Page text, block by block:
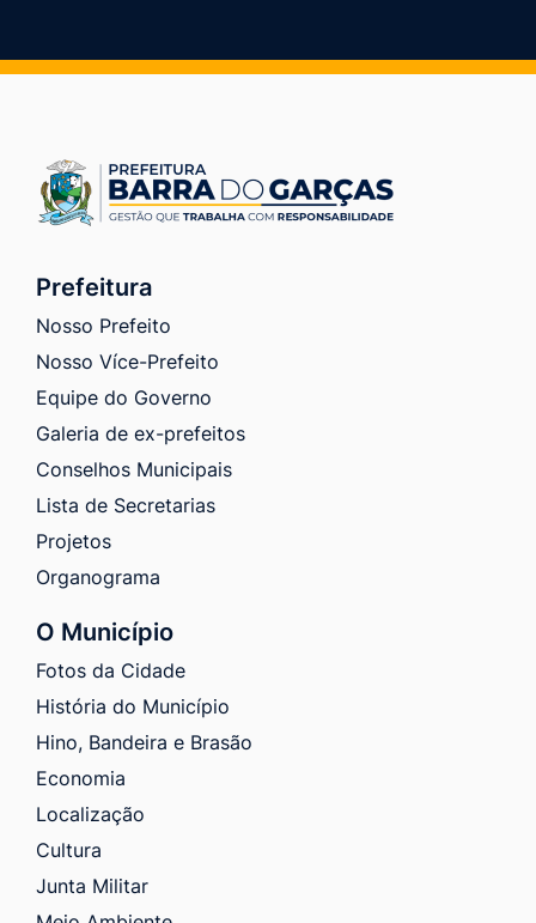
Prefeitura
Nosso Prefeito
Nosso Více-Prefeito
Equipe do Governo
Galeria de ex-prefeitos
Conselhos Municipais
Lista de Secretarias
Projetos
Organograma
O Município
Fotos da Cidade
História do Município
Hino, Bandeira e Brasão
Economia
Localização
Cultura
Junta Militar